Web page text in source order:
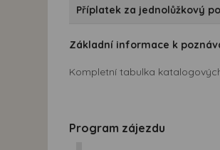
Příplatek za jednolůžkový
Základní informace k
Kompletní tabulka
Program zájezdu